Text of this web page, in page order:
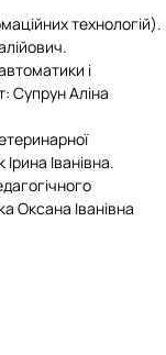
технологій).
і
Супрун Аліна
Іванівна.
Оксана Іванівна